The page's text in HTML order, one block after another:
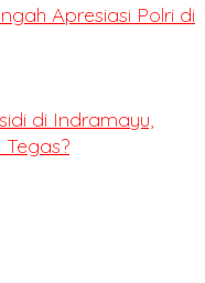
Apresiasi Polri di
di Indramayu,